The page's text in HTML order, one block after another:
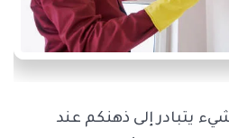
يتبادر إلى ذهنكم عند